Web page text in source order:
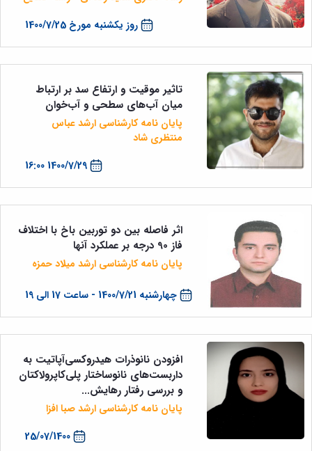
سازمان
دانشکده
آموزشی
معاونت
پژوهشی
معاونت
تحصیلات
تکمیلی
کمیته
منتخب
هیات
ترفیع
شورای
فرهنگی
دانشکده
تحصیلات
تکمیلی
ها
و
آئین
نامه
ها
سمینارها
و
پایان
نامه
معاونت
آموزشی
گروه
مکانیک
گروه
مواد
گروه
صنایع
گروه
کامپیوتر
نشریات
پژوهش
های
صنایع
در
سیستم
تولید
Journal
of
Stress
Analysis
دفتر
ارتباط
با
صنعت
کارآموزی
مراکز
مرتبط
بنیاد
مهندسی
عمران
مهندسی
مهندسی
مکانیک
مهندسی
کامپیوتر
روز یکشنبه مورخ 1400/7/25
1400/7/29 16:00
تاثیر موقیت و ارتفاع سد بر ارتباط
میان آب‌های سطحی و آب‌خوان
پایان نامه کارشناسی ارشد عباس
منتظری شاد
چهارشنبه 1400/7/21 - ساعت 17 الی 19
اثر فاصله بین دو توربین باخ با اختلاف
فاز 90 درجه بر عملکرد آنها
پایان نامه کارشناسی ارشد میلاد حمزه
25/07/1400
افزودن نانوذرات هیدروکسی‌آپاتیت به
داربست‌های نانوساختار پلی‌کاپرولاکتان
و بررسی رفتار رهایش...
پایان نامه کارشناسی ارشد صبا افزا